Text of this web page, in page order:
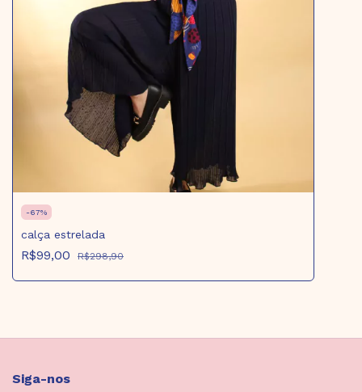
-67%
calça estrelada
R$99,00 R$298,90
Siga-nos